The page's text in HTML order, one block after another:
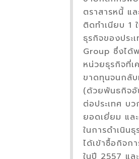
ตราสารหนี้ แ
ติดทำเนียบ 1
ธุรกิจของประ
Group ซึ่งไ
หน่วยธุรกิจที่เ
ขาดทุนจนกลับ
(ด้วยพันธกิจ
ต่อประเทศ บ
ยอดเยี่ยม แล
ในการดำเนิน
ได้เข้าซื้อกิจก
ในปี 2557 แล